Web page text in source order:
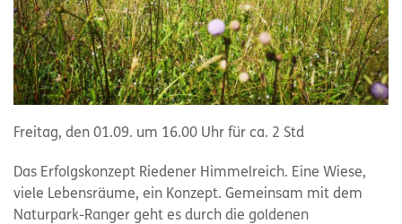
Freitag, den 01.09. um 16.00 Uhr für ca. 2 Std
Das Erfolgskonzept Riedener Himmelreich. Eine Wiese,
viele Lebensräume, ein Konzept. Gemeinsam mit dem
Naturpark-Ranger geht es durch die goldenen